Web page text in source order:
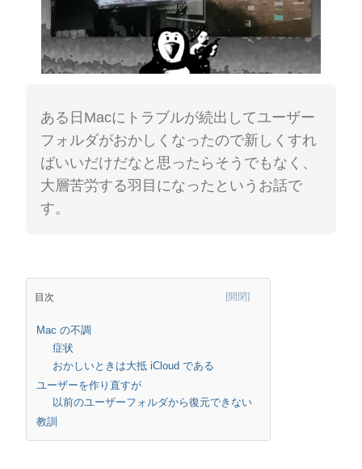
ある日Macにトラブルが続出してユーザー
フォルダがおかしくなったので新しくすれ
ばいいだけだなと思ったらそうでもなく、
大層苦労する羽目になったというお話で
す。
目次
Mac の不調
症状
おかしいときは大抵 iCloud である
ユーザーを作り直すが
以前のユーザーフォルダから復元できない
教訓